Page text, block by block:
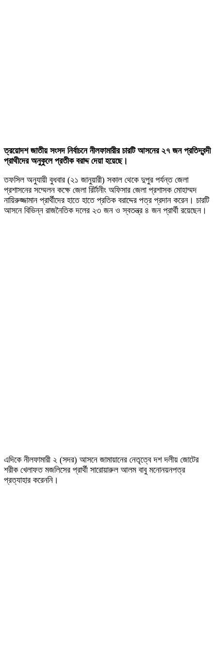
ত্রয়োদশ জাতীয় সংসদ নির্বাচনে নীলফামারীর চারটি আসনের ২৭ জন প্রতিদ্বন্দী
প্রাথীদের অনুকুলে প্রতীক বরাদ্দ দেয়া হয়েছে।
তফসিল অনুযায়ী বুধবার (২১ জানুয়ারী) সকাল থেকে দুপুর পর্যন্ত জেলা
প্রশাসনের সম্মেলন কক্ষে জেলা রির্টানীং অফিসার জেলা প্রশাসক মোহাম্মদ
নায়িরুজ্জামান প্রার্থীদের হাতে হাতে প্রতিক বরাদ্দের পত্র প্রদান করেন। চারটি
আসনে বিভিন্ন রাজনৈতিক দলের ২৩ জন ও স্বতন্ত্র ৪ জন প্রার্থী রয়েছেন।
এদিকে নীলফামারী ২ (সদর) আসনে জামায়ানের নেতৃত্বে দশ দলীয় জোটের
শরীক খেলাফত মজলিসের প্রার্থী সারোয়ারুল আলম বাবু মনোনয়নপত্র
প্রত্যাহার করেননি।